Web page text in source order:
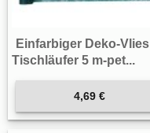
Einfarbiger Deko-Vlies
Tischläufer 5 m-pet...
4,69 €